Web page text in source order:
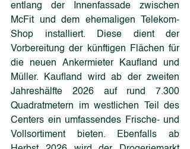
entlang der Innenfassade zwischen
McFit und dem ehemaligen Telekom-
Shop installiert. Diese dient der
Vorbereitung der künftigen Flächen für
die neuen Ankermieter Kaufland und
Müller. Kaufland wird ab der zweiten
Jahreshälfte 2026 auf rund 7.300
Quadratmetern im westlichen Teil des
Centers ein umfassendes Frische- und
Vollsortiment bieten. Ebenfalls ab